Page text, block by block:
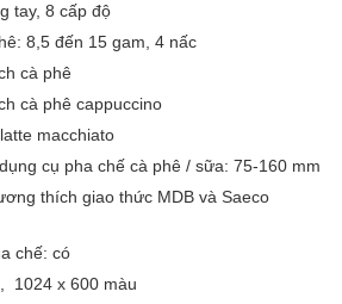
tay, 8 cấp độ
8,5 đến 15 gam, 4 nấc
cà phê
cà phê cappuccino
macchiato
cụ pha chế cà phê / sữa: 75-160 mm
thích giao thức MDB và Saeco
chế: có
1024 x 600 màu